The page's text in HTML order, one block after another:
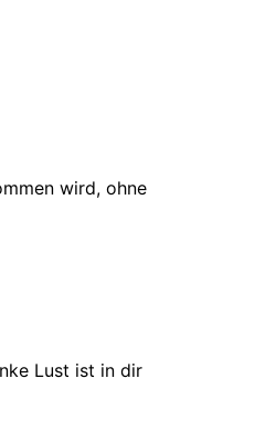
wird, ohne
Lust ist in dir